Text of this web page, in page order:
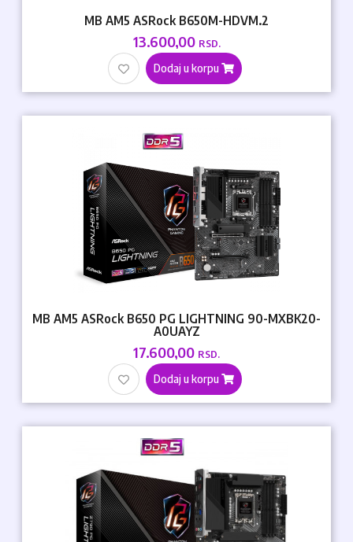
MB AM5 ASRock B650M-HDVM.2
13.600,00 RSD.
Dodaj u korpu
MB AM5 ASRock B650 PG LIGHTNING 90-MXBK20-
A0UAYZ
17.600,00 RSD.
Dodaj u korpu